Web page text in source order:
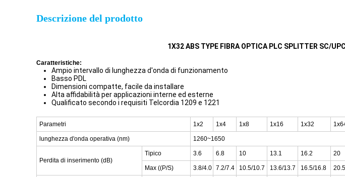
Descrizione del prodotto
1X32 ABS TYPE FIBRA OPTICA PLC SPLITTER SC/
Caratteristiche:
Ampio intervallo di lunghezza d'onda di funzionamento
Basso PDL
Dimensioni compatte, facile da installare
Alta affidabilità per applicazioni interne ed esterne
Qualificato secondo i requisiti Telcordia 1209 e 1221
Parametri 1x2 1x4 1x8 1x16 1x32
lunghezza d'onda operativa (nm) 1260~1650
Perdita di inserimento (dB)
Tipico 3.6 6.8 10 13.1 16.2 20
Max ((P/S) 3.8/4.0 7.2/7.4 10.5/10.7 13.6/13.7 16.5/16.8